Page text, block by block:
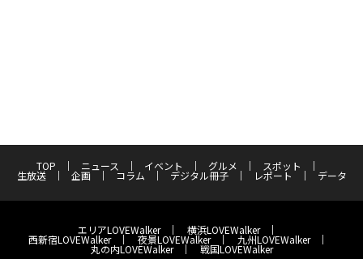
TOP ニュース イベント グルメ スポット
生放送 企画 コラム デジタル冊子 レポート データ
エリアLOVEWalker 横浜LOVEWalker
西新宿LOVEWalker 夜景LOVEWalker 九州LOVEWalker
丸の内LOVEWalker 戦国LOVEWalker